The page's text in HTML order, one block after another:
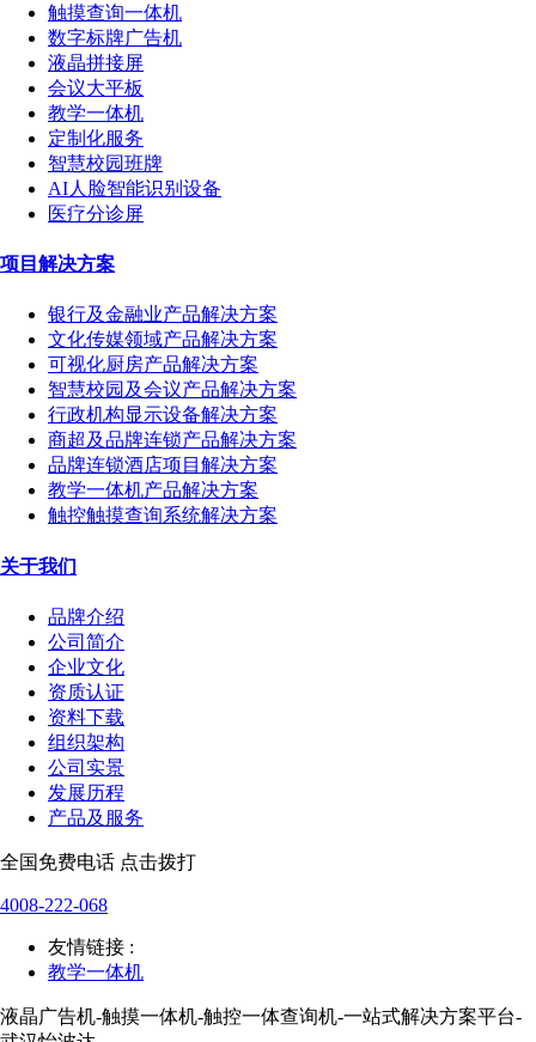
触摸查询一体机
数字标牌广告机
液晶拼接屏
会议大平板
教学一体机
定制化服务
智慧校园班牌
AI人脸智能识别设备
医疗分诊屏
项目解决方案
银行及金融业产品解决方案
文化传媒领域产品解决方案
可视化厨房产品解决方案
智慧校园及会议产品解决方案
行政机构显示设备解决方案
商超及品牌连锁产品解决方案
品牌连锁酒店项目解决方案
教学一体机产品解决方案
触控触摸查询系统解决方案
关于我们
品牌介绍
公司简介
企业文化
资质认证
资料下载
组织架构
公司实景
发展历程
产品及服务
全国免费电话 点击拨打
4008-222-068
友情链接 :
教学一体机
液晶广告机-触摸一体机-触控一体查询机-一站式解决方案平台-